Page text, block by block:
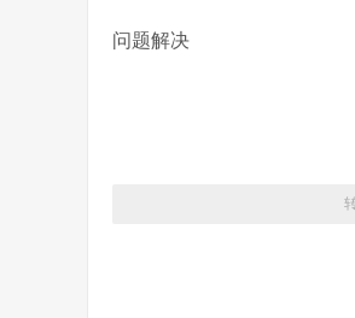
问题解决